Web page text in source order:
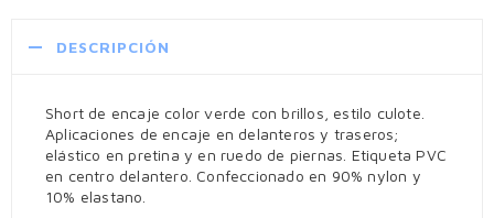
DESCRIPCIÓN
Short de encaje color verde con brillos, estilo culote.
Aplicaciones de encaje en delanteros y traseros;
elástico en pretina y en ruedo de piernas. Etiqueta PVC
en centro delantero. Confeccionado en 90% nylon y
10% elastano.